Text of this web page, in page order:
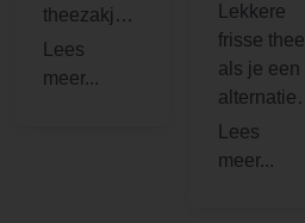
theezakjes
binnen..ver
rast door
Lekkere
frisse thee
als je een
alternatief
voor
muntthee